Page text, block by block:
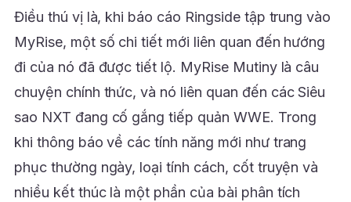
Điều thú vị là, khi báo cáo Ringside tập trung vào
MyRise, một số chi tiết mới liên quan đến hướng
đi của nó đã được tiết lộ. MyRise Mutiny là câu
chuyện chính thức, và nó liên quan đến các Siêu
sao NXT đang cố gắng tiếp quản WWE. Trong
khi thông báo về các tính năng mới như trang
phục thường ngày, loại tính cách, cốt truyện và
nhiều kết thúc là một phần của bài phân tích